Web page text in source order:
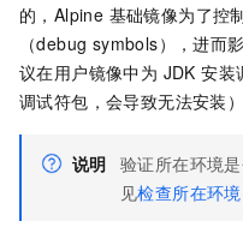
的，Alpine 基础镜像为了控
（debug symbols），进而
议在用户镜像中为 JDK 安
调试符包，会导致无法安装
说明 验证所在环境
见检查所在环境